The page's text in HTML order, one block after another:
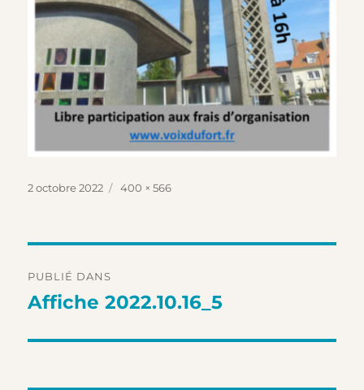
Publié
2 octobre 2022
Taille
400 × 566
de
PUBLIÉ DANS
Affiche 2022.10.16_5